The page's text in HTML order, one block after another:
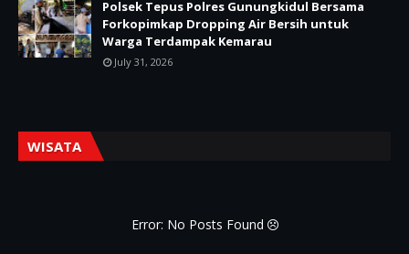
Polsek Tepus Polres Gunungkidul Bersama
Forkopimkap Dropping Air Bersih untuk
Warga Terdampak Kemarau
July 31, 2026
WISATA
Error: No Posts Found